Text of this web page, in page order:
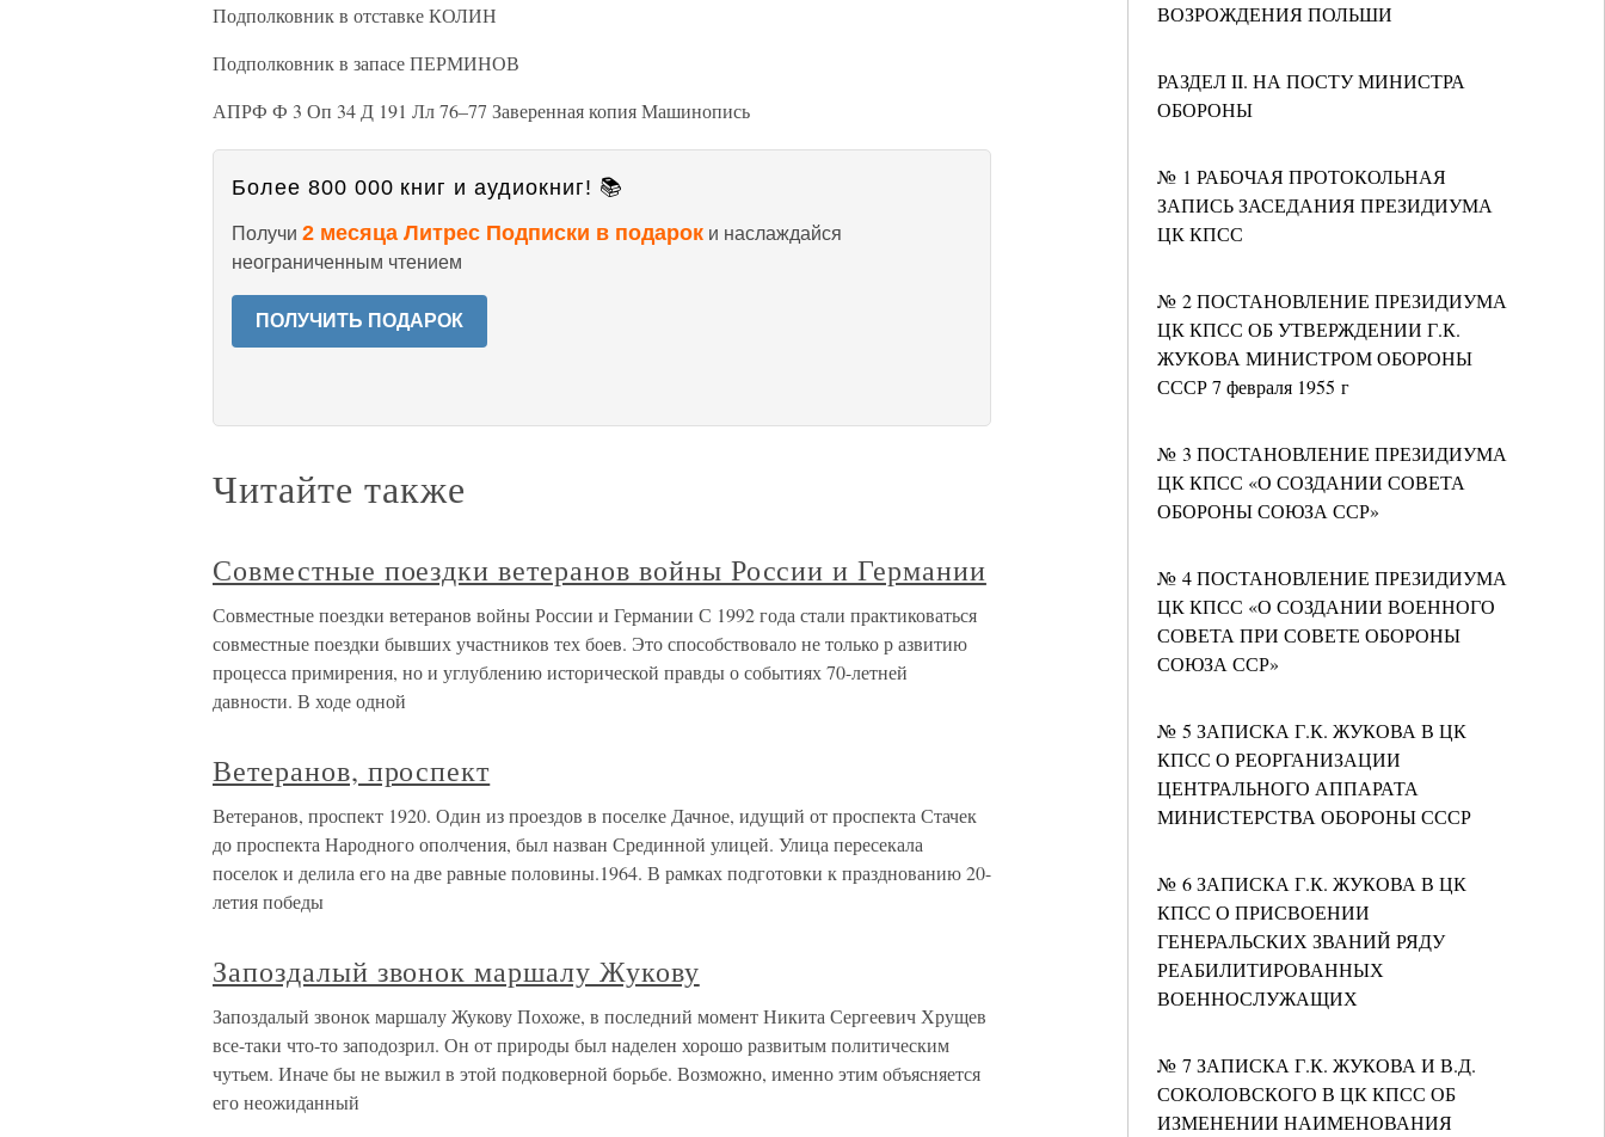
ВОЗРОЖДЕНИЯ ПОЛЬШИ
РАЗДЕЛ II. НА ПОСТУ МИНИСТРА
ОБОРОНЫ
№ 1 РАБОЧАЯ ПРОТОКОЛЬНАЯ
ЗАПИСЬ ЗАСЕДАНИЯ ПРЕЗИДИУМА
ЦК КПСС
№ 2 ПОСТАНОВЛЕНИЕ ПРЕЗИДИУМА
ЦК КПСС ОБ УТВЕРЖДЕНИИ Г.К.
ЖУКОВА МИНИСТРОМ ОБОРОНЫ
СССР 7 февраля 1955 г
№ 3 ПОСТАНОВЛЕНИЕ ПРЕЗИДИУМА
ЦК КПСС «О СОЗДАНИИ СОВЕТА
ОБОРОНЫ СОЮЗА ССР»
№ 4 ПОСТАНОВЛЕНИЕ ПРЕЗИДИУМА
ЦК КПСС «О СОЗДАНИИ ВОЕННОГО
СОВЕТА ПРИ СОВЕТЕ ОБОРОНЫ
СОЮЗА ССР»
№ 5 ЗАПИСКА Г.К. ЖУКОВА В ЦК
КПСС О РЕОРГАНИЗАЦИИ
ЦЕНТРАЛЬНОГО АППАРАТА
МИНИСТЕРСТВА ОБОРОНЫ СССР
№ 6 ЗАПИСКА Г.К. ЖУКОВА В ЦК
КПСС О ПРИСВОЕНИИ
ГЕНЕРАЛЬСКИХ ЗВАНИЙ РЯДУ
РЕАБИЛИТИРОВАННЫХ
ВОЕННОСЛУЖАЩИХ
№ 7 ЗАПИСКА Г.К. ЖУКОВА И В.Д.
СОКОЛОВСКОГО В ЦК КПСС ОБ
ИЗМЕНЕНИИ НАИМЕНОВАНИЯ
Подполковник в отставке КОЛИН
Подполковник в запасе ПЕРМИНОВ
АПРФ Ф 3 Оп 34 Д 191 Лл 76–77 Заверенная копия Машинопись
Более 800 000 книг и аудиокниг! 📚
Получи 2 месяца Литрес Подписки в подарок и наслаждайся
неограниченным чтением
ПОЛУЧИТЬ ПОДАРОК
Читайте также
Совместные поездки ветеранов войны России и Германии
Совместные поездки ветеранов войны России и Германии С 1992 года стали практиковаться
совместные поездки бывших участников тех боев. Это способствовало не только р азвитию
процесса примирения, но и углублению исторической правды о событиях 70-летней
давности. В ходе одной
Ветеранов, проспект
Ветеранов, проспект 1920. Один из проездов в поселке Дачное, идущий от проспекта Стачек
до проспекта Народного ополчения, был назван Срединной улицей. Улица пересекала
поселок и делила его на две равные половины.1964. В рамках подготовки к празднованию 20-
летия победы
Запоздалый звонок маршалу Жукову
Запоздалый звонок маршалу Жукову Похоже, в последний момент Никита Сергеевич Хрущев
все-таки что-то заподозрил. Он от природы был наделен хорошо развитым политическим
чутьем. Иначе бы не выжил в этой подковерной борьбе. Возможно, именно этим объясняется
его неожиданный